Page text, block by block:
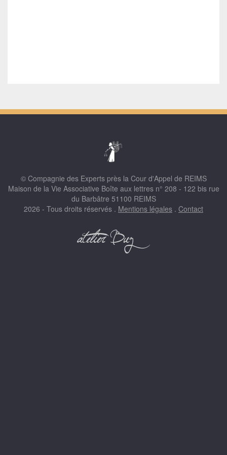
© Compagnie des Experts près la Cour d'Appel de REIMS
Maison de la Vie Associative Boîte aux lettres n° 208 - 122 bis rue
du Barbâtre 51100 REIMS
2026 - Tous droits réservés . Mentions légales . Contact